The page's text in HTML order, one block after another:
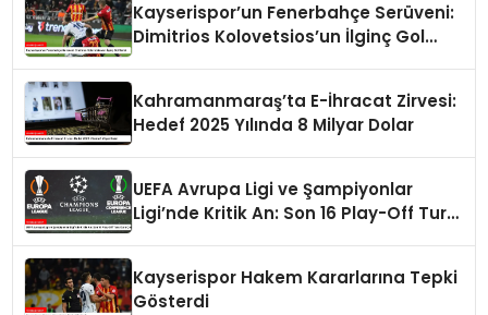
Kayserispor’un Fenerbahçe Serüveni:
Dimitrios Kolovetsios’un İlginç Gol
Kahramanmaraş’ta E-İhracat Zirvesi:
Hedef 2025 Yılında 8 Milyar Dolar
UEFA Avrupa Ligi ve Şampiyonlar
Ligi’nde Kritik An: Son 16 Play-Off Turu
Kayserispor Hakem Kararlarına Tepki
Gösterdi